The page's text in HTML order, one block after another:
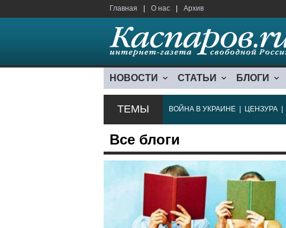
Главная О нас Архив
НОВОСТИ СТАТЬИ БЛОГИ
ТЕМЫ ВОЙНА В УКРАИНЕ ЦЕНЗУРА
Все блоги